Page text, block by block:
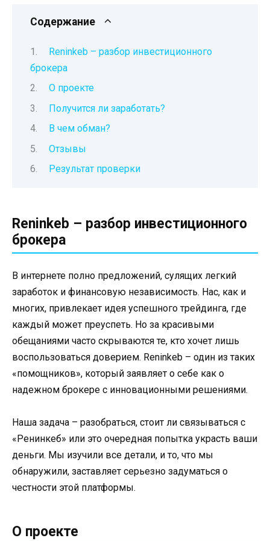
Содержание
Reninkeb – разбор инвестиционного
брокера
О проекте
Получится ли заработать?
В чем обман?
Отзывы
Результат проверки
Reninkeb – разбор инвестиционного
брокера
В интернете полно предложений, сулящих легкий
заработок и финансовую независимость. Нас, как и
многих, привлекает идея успешного трейдинга, где
каждый может преуспеть. Но за красивыми
обещаниями часто скрываются те, кто хочет лишь
воспользоваться доверием. Reninkeb – один из таких
«помощников», который заявляет о себе как о
надежном брокере с инновационными решениями.
Наша задача – разобраться, стоит ли связываться с
«Ренинкеб» или это очередная попытка украсть ваши
деньги. Мы изучили все детали, и то, что мы
обнаружили, заставляет серьезно задуматься о
честности этой платформы.
О проекте